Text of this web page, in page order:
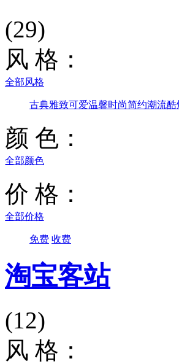
(29)
风 格：
全部风格
古典雅致可爱温馨时尚简约潮流酷
颜 色：
全部颜色
价 格：
全部价格
免费 收费
淘宝客站
(12)
风 格：